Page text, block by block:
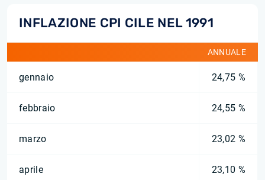
INFLAZIONE CPI CILE NEL 1991
ANNUALE
gennaio 24,75 %
febbraio 24,55 %
marzo 23,02 %
aprile 23,10 %